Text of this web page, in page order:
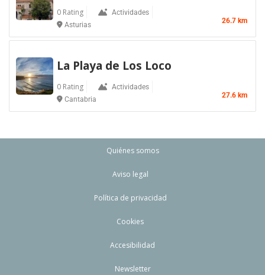
0 Rating
Actividades
Asturias
26.7 km
La Playa de Los Loco
0 Rating
Actividades
Cantabria
27.6 km
Quiénes somos
Aviso legal
Política de privacidad
Cookies
Accesibilidad
Newsletter